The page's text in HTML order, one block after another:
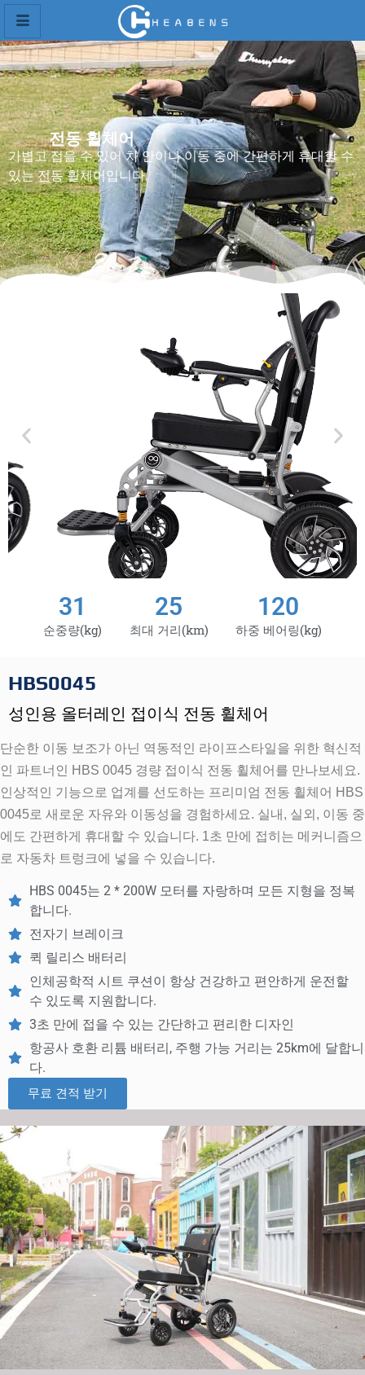
전동 휠체어
가볍고 접을 수 있어 차 안이나 이동 중에 간편하게 휴대할 수
있는 전동 휠체어입니다.
순중량(kg)
31
최대 거리(km)
25
하중 베어링(kg)
120
HBS0045
성인용 올터레인 접이식 전동 휠체어
단순한 이동 보조가 아닌 역동적인 라이프스타일을 위한 혁신적
인 파트너인 HBS 0045 경량 접이식 전동 휠체어를 만나보세요.
인상적인 기능으로 업계를 선도하는 프리미엄 전동 휠체어 HBS
0045로 새로운 자유와 이동성을 경험하세요. 실내, 실외, 이동 중
에도 간편하게 휴대할 수 있습니다. 1초 만에 접히는 메커니즘으
로 자동차 트렁크에 넣을 수 있습니다.
HBS 0045는 2 * 200W 모터를 자랑하며 모든 지형을 정복
합니다.
전자기 브레이크
퀵 릴리스 배터리
인체공학적 시트 쿠션이 항상 건강하고 편안하게 운전할
수 있도록 지원합니다.
3초 만에 접을 수 있는 간단하고 편리한 디자인
항공사 호환 리튬 배터리, 주행 가능 거리는 25km에 달합니
다.
무료 견적 받기